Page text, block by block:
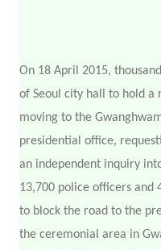
On 18 April 2015,
of Seoul city hall to hold
moving to the
presidential office,
an independent inquiry
13,700 police officers and
to block the road to the
the ceremonial area in